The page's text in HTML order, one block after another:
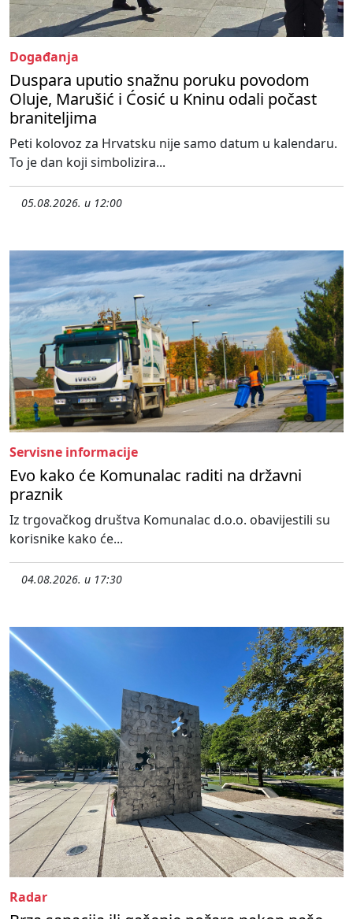
Događanja
Duspara uputio snažnu poruku povodom
Oluje, Marušić i Ćosić u Kninu odali počast
braniteljima
Peti kolovoz za Hrvatsku nije samo datum u kalendaru.
To je dan koji simbolizira...
05.08.2026. u 12:00
Servisne informacije
Evo kako će Komunalac raditi na državni
praznik
Iz trgovačkog društva Komunalac d.o.o. obavijestili su
korisnike kako će...
04.08.2026. u 17:30
Radar